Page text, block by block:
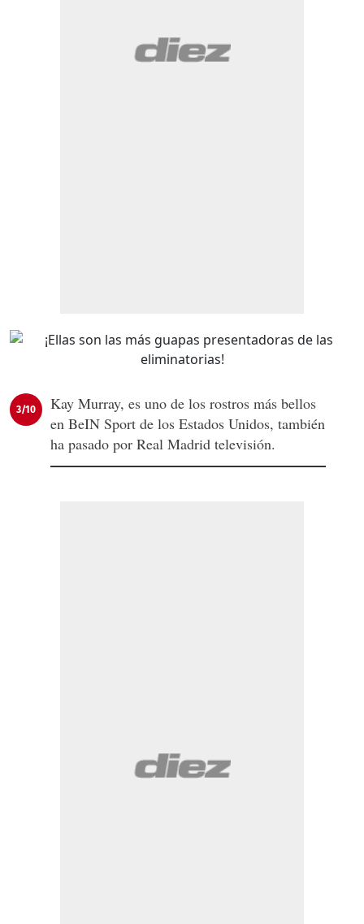
3/10
Kay Murray, es uno de los rostros más bellos
en BeIN Sport de los Estados Unidos, también
ha pasado por Real Madrid televisión.